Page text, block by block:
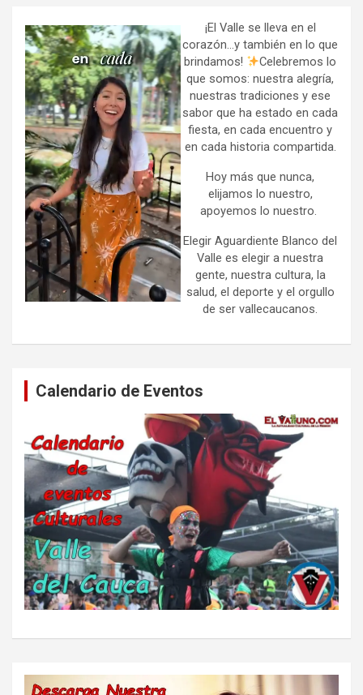
h
¡El Valle se lleva en el
corazón…y también en lo que
brindamos!
Celebremos lo
que somos: nuestra alegría,
nuestras tradiciones y ese
sabor que ha estado en cada
fiesta, en cada encuentro y
en cada historia compartida.
Hoy más que nunca,
elijamos lo nuestro,
apoyemos lo nuestro.
Elegir Aguardiente Blanco del
Valle es elegir a nuestra
gente, nuestra cultura, la
salud, el deporte y el orgullo
de ser vallecaucanos.
Calendario de Eventos